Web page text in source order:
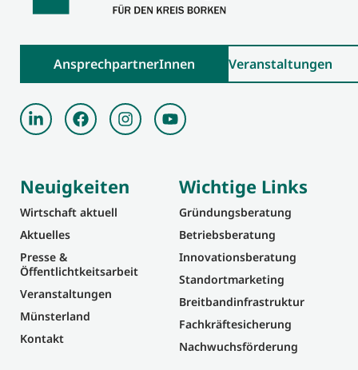
AnsprechpartnerInnen Veranstaltungen
Neuigkeiten
Wirtschaft aktuell
Aktuelles
Presse &
Öffentlichtkeitsarbeit
Veranstaltungen
Münsterland
Kontakt
Wichtige Links
Gründungsberatung
Betriebsberatung
Innovationsberatung
Standortmarketing
Breitbandinfrastruktur
Fachkräftesicherung
Nachwuchsförderung